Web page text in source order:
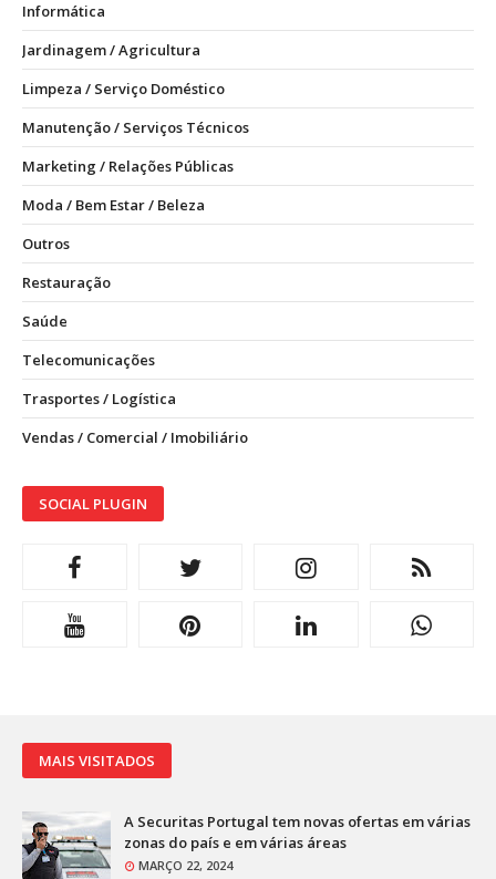
Informática
Jardinagem / Agricultura
Limpeza / Serviço Doméstico
Manutenção / Serviços Técnicos
Marketing / Relações Públicas
Moda / Bem Estar / Beleza
Outros
Restauração
Saúde
Telecomunicações
Trasportes / Logística
Vendas / Comercial / Imobiliário
SOCIAL PLUGIN
MAIS VISITADOS
A Securitas Portugal tem novas ofertas em várias
zonas do país e em várias áreas
MARÇO 22, 2024